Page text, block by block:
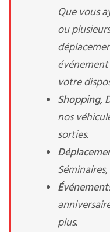
Que vous
ou
votre
Shopping,
nos
sorties.
plus.